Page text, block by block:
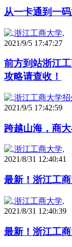
从一卡通到一
2021/9/5 17:47:27
前方到站浙江
攻略请查收！
2021/9/5 17:42:59
跨越山海，商
2021/8/31 12:40:41
最新！浙江工
2021/8/31 12:40:39
最新！浙江工